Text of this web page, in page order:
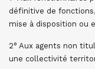
définitive de
mise à disposition ou
2° Aux agents non
une collectivité